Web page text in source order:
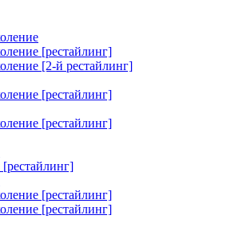
[рестайлинг]
[2-й рестайлинг]
[рестайлинг]
[рестайлинг]
[рестайлинг]
[рестайлинг]